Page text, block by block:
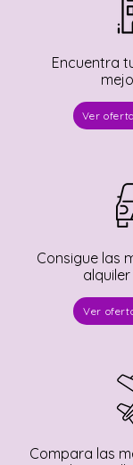
Encuentra
Ver
Consigue las
Ver
Compara las